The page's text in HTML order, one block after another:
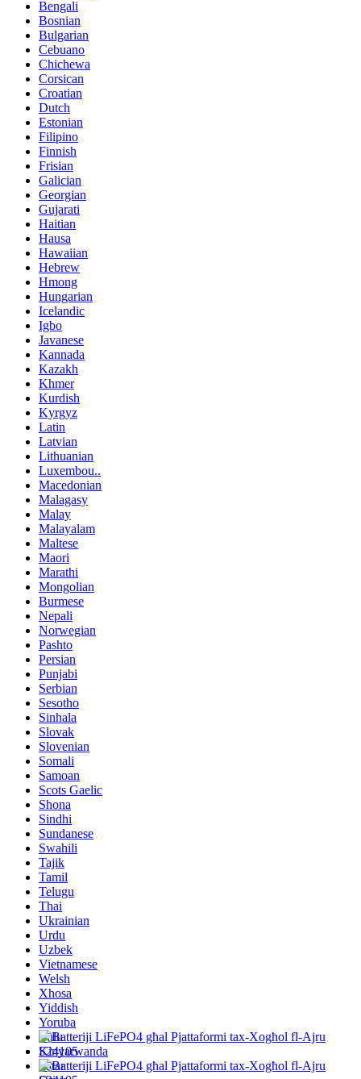
Bengali
Bosnian
Bulgarian
Cebuano
Chichewa
Corsican
Croatian
Dutch
Estonian
Filipino
Finnish
Frisian
Galician
Georgian
Gujarati
Haitian
Hausa
Hawaiian
Hebrew
Hmong
Hungarian
Icelandic
Igbo
Javanese
Kannada
Kazakh
Khmer
Kurdish
Kyrgyz
Latin
Latvian
Lithuanian
Luxembou..
Macedonian
Malagasy
Malay
Malayalam
Maltese
Maori
Marathi
Mongolian
Burmese
Nepali
Norwegian
Pashto
Persian
Punjabi
Serbian
Sesotho
Sinhala
Slovak
Slovenian
Somali
Samoan
Scots Gaelic
Shona
Sindhi
Sundanese
Swahili
Tajik
Tamil
Telugu
Thai
Ukrainian
Urdu
Uzbek
Vietnamese
Welsh
Xhosa
Yiddish
Yoruba
Zulu
Kinyarwanda
Tatar